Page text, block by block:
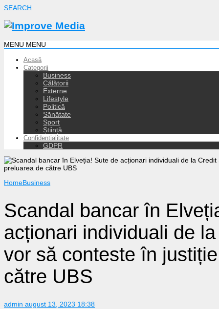
SEARCH
MENU MENU
Acasă
Categorii
Business
Călătorii
Externe
Lifestyle
Politică
Sănătate
Sport
Știință
Confidentialitate
GDPR
HomeBusiness
Scandal bancar în
acționari individuali de
vor să conteste în
către UBS
admin august 13, 2023 18:38